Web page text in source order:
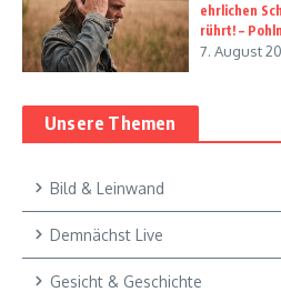
ehrlichen
rührt! –
7. August
Unsere Themen
Bild & Leinwand
Demnächst Live
Gesicht & Geschichte